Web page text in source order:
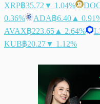
XRP฿35.72 ▼ 1.04%
0.36%
ADA฿6.40 ▲
AVAX฿223.65 ▲ 2.64%
KUB฿20.27▼ 1.12%